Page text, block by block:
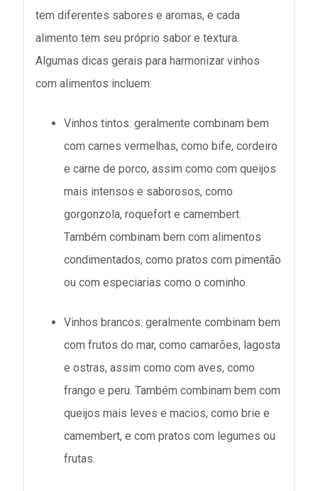
tem diferentes sabores e aromas, e cada
alimento tem seu próprio sabor e textura.
Algumas dicas gerais para harmonizar vinhos
com alimentos incluem:
Vinhos tintos: geralmente combinam bem
com carnes vermelhas, como bife, cordeiro
e carne de porco, assim como com queijos
mais intensos e saborosos, como
gorgonzola, roquefort e camembert.
Também combinam bem com alimentos
condimentados, como pratos com pimentão
ou com especiarias como o cominho.
Vinhos brancos: geralmente combinam bem
com frutos do mar, como camarões, lagosta
e ostras, assim como com aves, como
frango e peru. Também combinam bem com
queijos mais leves e macios, como brie e
camembert, e com pratos com legumes ou
frutas.